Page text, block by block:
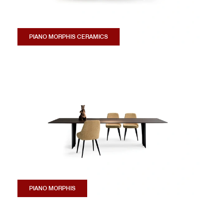
PIANO MORPHIS CERAMICS
PIANO MORPHIS